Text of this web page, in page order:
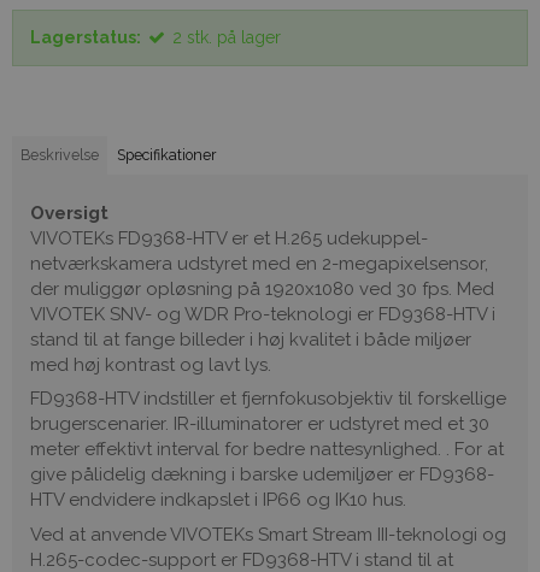
Lagerstatus: 2 stk. på lager
Beskrivelse Specifikationer
Oversigt
VIVOTEKs FD9368-HTV er et H.265 udekuppel-
netværkskamera udstyret med en 2-megapixelsensor,
der muliggør opløsning på 1920x1080 ved 30 fps. Med
VIVOTEK SNV- og WDR Pro-teknologi er FD9368-HTV i
stand til at fange billeder i høj kvalitet i både miljøer
med høj kontrast og lavt lys.
FD9368-HTV indstiller et fjernfokusobjektiv til forskellige
brugerscenarier. IR-illuminatorer er udstyret med et 30
meter effektivt interval for bedre nattesynlighed. . For at
give pålidelig dækning i barske udemiljøer er FD9368-
HTV endvidere indkapslet i IP66 og IK10 hus.
Ved at anvende VIVOTEKs Smart Stream III-teknologi og
H.265-codec-support er FD9368-HTV i stand til at